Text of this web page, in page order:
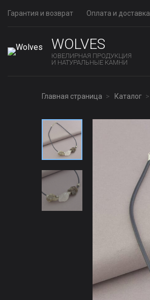
Гарантия и возврат Оплата и доставка
WOLVES
ЮВЕЛИРНАЯ ПРОДУКЦИЯ
И НАТУРАЛЬНЫЕ КАМНИ
Главная страница Каталог